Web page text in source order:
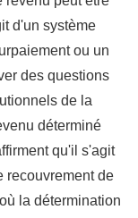
d'un système
ou un
des questions
de la
déterminé
qu'il s'agit
recouvrement de
la détermination